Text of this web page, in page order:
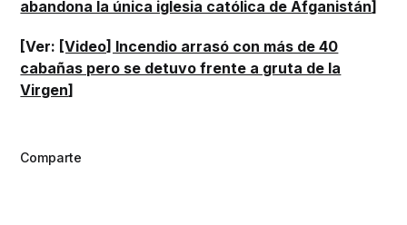
abandona la única iglesia católica de Afganistán]
[Ver: [Video] Incendio arrasó con más de 40
cabañas pero se detuvo frente a gruta de la
Virgen]
Comparte